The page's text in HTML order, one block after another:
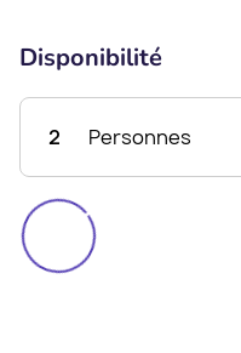
Disponibilité
2 Personnes